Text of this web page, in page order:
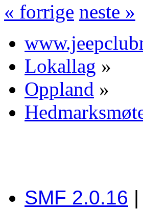
« forrige neste »
Lokallag »
Oppland »
SMF 2.0.16 |